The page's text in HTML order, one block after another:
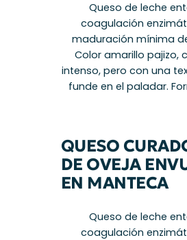
Queso de leche
coagulación
maduración mínima
Color amarillo pajizo,
intenso, pero con una
funde en el paladar.
QUESO
DE OVEJA
EN MANTECA
Queso de leche
coagulación